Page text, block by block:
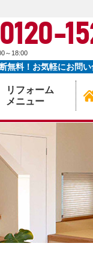
0120-
～18:00
無料！お気軽にお問
リフォーム
メニュー